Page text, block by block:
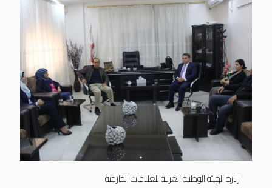
زيارة الهيئة الوطنية العربية للعلاقات الخارجية